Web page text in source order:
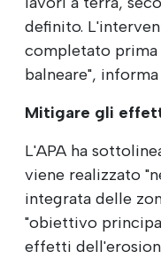
definito.
completato
balneare",
Mitigare gli
L'APA ha
viene realizzato
integrata delle
"obiettivo
effetti